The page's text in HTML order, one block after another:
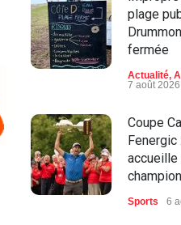
plage
fermée
Actualité,
7 août 2026
Coupe
Sports 6